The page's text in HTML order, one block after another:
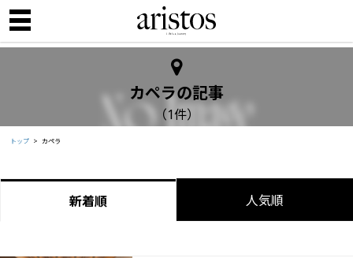
カペラの記事
（1件）
トップ カペラ
新着順 人気順